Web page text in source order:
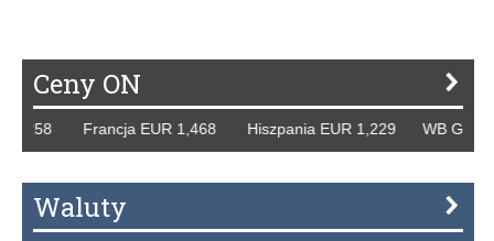
Ceny ON
Francja EUR 1,468 Hiszpania EUR 1,229 WB GBP
Waluty